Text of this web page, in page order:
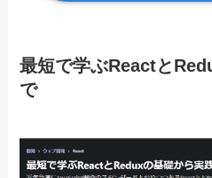
最短で学ぶReactと
で